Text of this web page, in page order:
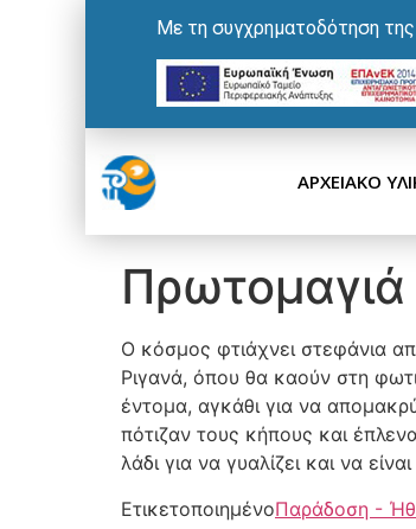
Με τη συγχρηματοδότηση
ΑΡΧΕΙΑΚΟ
Πρωτομαγιά
Ο κόσμος φτιάχνει στεφάνια
Ριγανά, όπου θα καούν στη
έντομα, αγκάθι για να
πότιζαν τους κήπους και
λάδι για να γυαλίζει και να
ΕτικετοποιημένοΠαράδοση -